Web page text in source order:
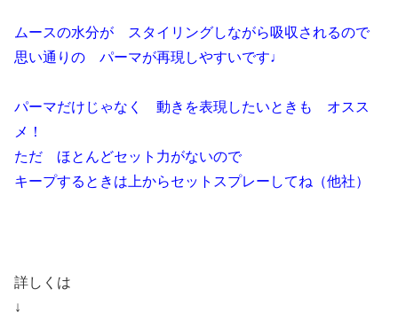
ムースの水分が スタイリングしながら吸収されるので
思い通りの パーマが再現しやすいです♩
パーマだけじゃなく 動きを表現したいときも オスス
メ！
ただ ほとんどセット力がないので
キープするときは上からセットスプレーしてね（他社）
詳しくは
↓